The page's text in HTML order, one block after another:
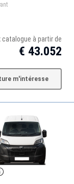
catalogue à partir de
€ 43.052
m'intéresse